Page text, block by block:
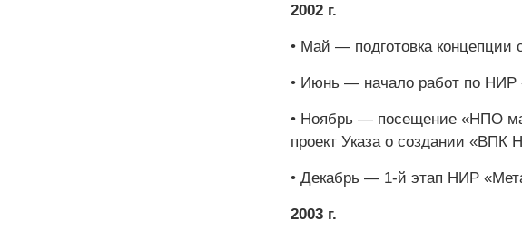
2002 г.
• Май — подготовка
• Июнь — начало работ по
• Ноябрь — посещение «НПО
проект Указа о создании
• Декабрь — 1-й этап НИР
2003 г.